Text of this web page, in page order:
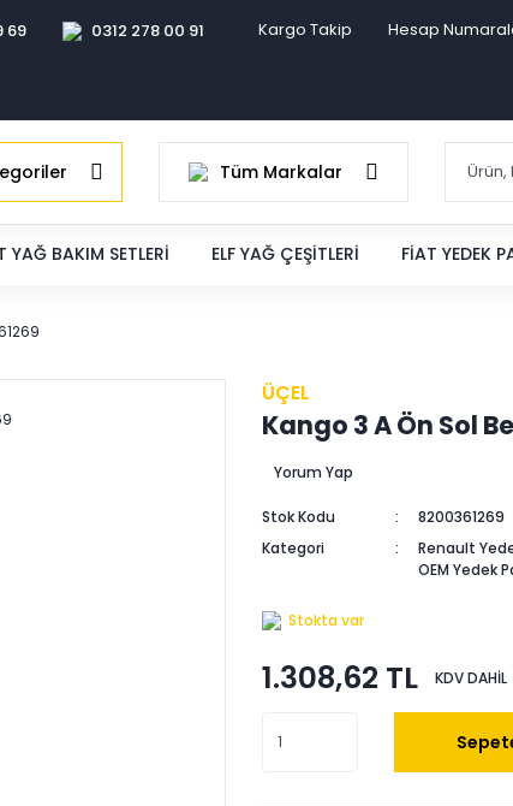
69 0312 278 00 91 Kargo Takip Hesap
Tüm Markalar
YAĞ BAKIM SETLERI ELF YAĞ ÇEŞITLERI FIAT YEDEK
ÜÇEL
Kango 3 A Ön Sol
Yorum Yap
Stok Kodu
8200361269
Kategori
Renault
OEM Yedek
Stokta var
1.308,62 TL KDV DAHİL